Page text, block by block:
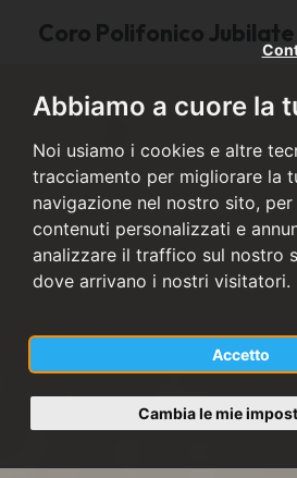
Abbiamo a cuore la
Noi usiamo i cookies e altre
tracciamento per migliorare la
navigazione nel nostro sito,
contenuti personalizzati e
analizzare il traffico sul nostro
dove arrivano i nostri visitatori.
Accetto
Cambia le mie
Coro Polifonico